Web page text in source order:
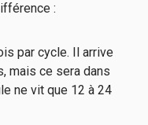
:
par cycle. Il arrive
mais ce sera dans
ne vit que 12 à 24